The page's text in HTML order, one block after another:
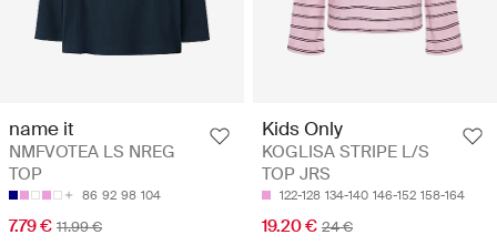
name it
NMFVOTEA LS NREG
TOP
86 92 98 104
7.79 € 11.99 €
Kids Only
KOGLISA STRIPE L/S
TOP JRS
122-128 134-140 146-152 158-164
19.20 € 24 €